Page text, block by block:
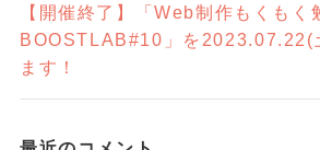
【開催終了】「Web制作もくもく
BOOSTLAB#10」を2023.07.22(
ます！